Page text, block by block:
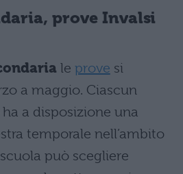
prove Invalsi
le prove si
a maggio. Ciascun
a disposizione una
temporale nell’ambito
può scegliere